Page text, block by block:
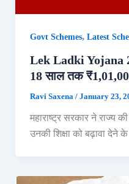
Govt Schemes, Latest
Lek Ladki Yojana
18 साल तक
Ravi Saxena / January 23,
महाराष्ट्र सरकार ने राज्य
उनकी शिक्षा को बढ़ावा देने